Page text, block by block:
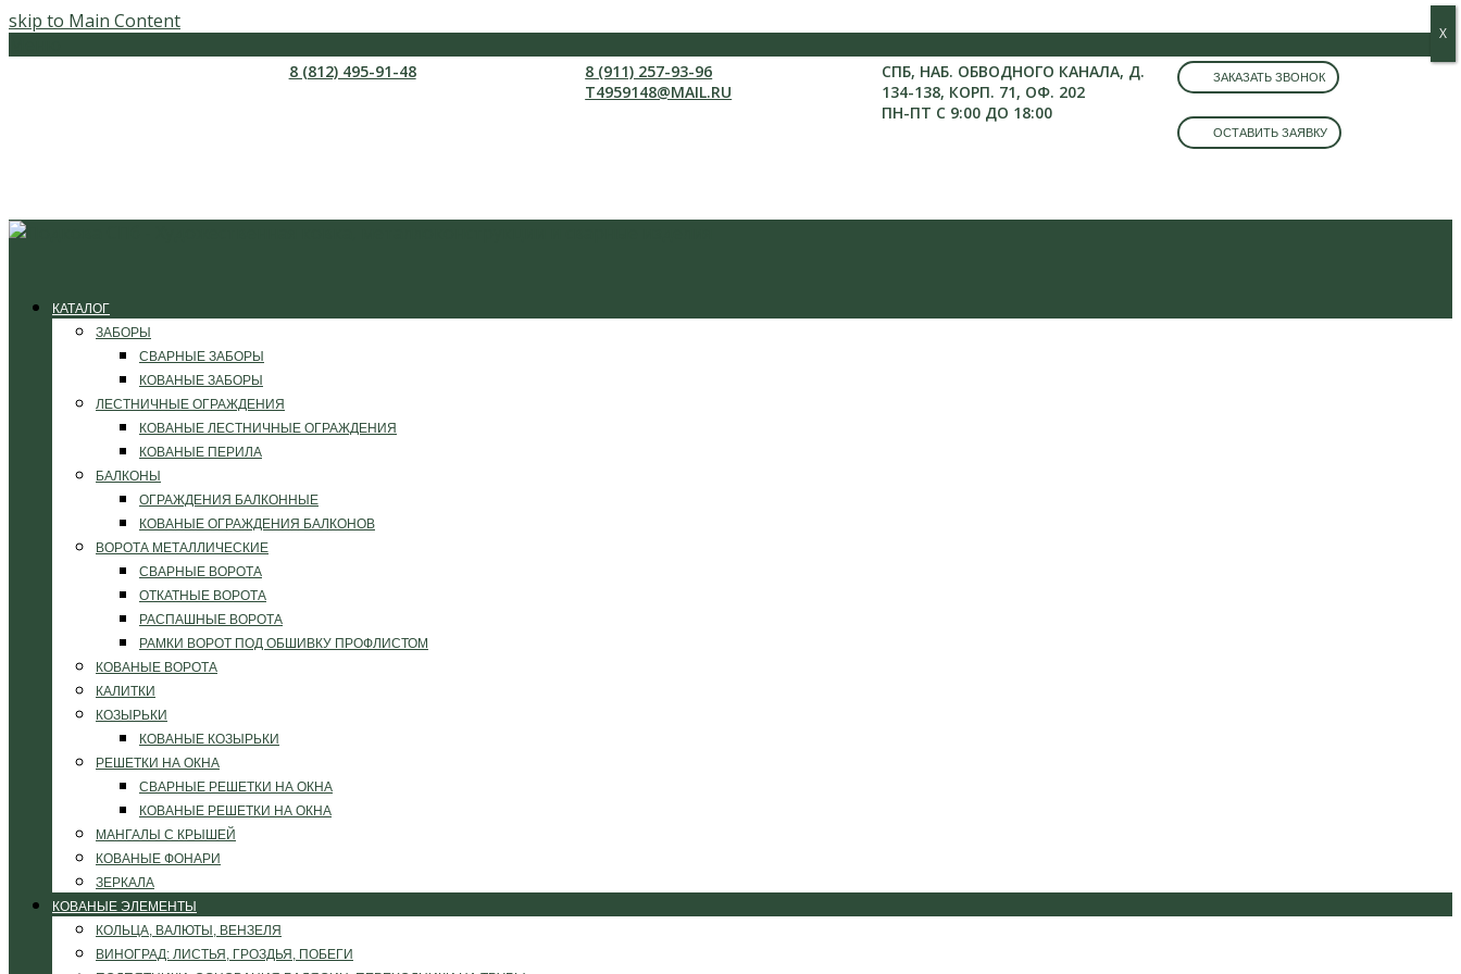
skip to Main Content
8 (812) 495-91-48
8 (911) 257-93-96
T4959148@MAIL.RU
СПБ, НАБ. ОБВОДНОГО КАНАЛА, Д.
134-138, КОРП. 71, ОФ. 202
ПН-ПТ С 9:00 ДО 18:00
ЗАКАЗАТЬ ЗВОНОК
ОСТАВИТЬ ЗАЯВКУ
КАТАЛОГ
ЗАБОРЫ
СВАРНЫЕ ЗАБОРЫ
КОВАНЫЕ ЗАБОРЫ
ЛЕСТНИЧНЫЕ ОГРАЖДЕНИЯ
КОВАНЫЕ ЛЕСТНИЧНЫЕ ОГРАЖДЕНИЯ
КОВАНЫЕ ПЕРИЛА
БАЛКОНЫ
ОГРАЖДЕНИЯ БАЛКОННЫЕ
КОВАНЫЕ ОГРАЖДЕНИЯ БАЛКОНОВ
ВОРОТА МЕТАЛЛИЧЕСКИЕ
СВАРНЫЕ ВОРОТА
ОТКАТНЫЕ ВОРОТА
РАСПАШНЫЕ ВОРОТА
РАМКИ ВОРОТ ПОД ОБШИВКУ ПРОФЛИСТОМ
КОВАНЫЕ ВОРОТА
КАЛИТКИ
КОЗЫРЬКИ
КОВАНЫЕ КОЗЫРЬКИ
РЕШЕТКИ НА ОКНА
СВАРНЫЕ РЕШЕТКИ НА ОКНА
КОВАНЫЕ РЕШЕТКИ НА ОКНА
МАНГАЛЫ С КРЫШЕЙ
КОВАНЫЕ ФОНАРИ
ЗЕРКАЛА
КОВАНЫЕ ЭЛЕМЕНТЫ
КОЛЬЦА, ВАЛЮТЫ, ВЕНЗЕЛЯ
ВИНОГРАД: ЛИСТЬЯ, ГРОЗДЬЯ, ПОБЕГИ
Х
Х